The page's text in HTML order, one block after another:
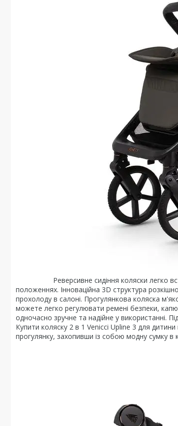
Реверсивне сидіння коляски легко
положеннях. Інноваційна 3D структура
прохолоду в салоні. Прогулянкова коляска
можете легко регулювати ремені безпеки,
одночасно зручне та надійне у використанні.
Купити коляску 2 в 1 Venicci Upline 3 для
прогулянку, захопивши із собою модну сумку в